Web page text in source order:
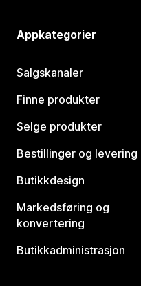
Appkategorier
Salgskanaler
Finne produkter
Selge produkter
Bestillinger og levering
Butikkdesign
Markedsføring og
konvertering
Butikkadministrasjon